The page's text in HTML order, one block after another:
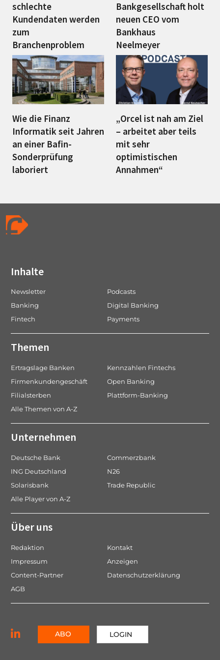
schlechte
Kundendaten werden
zum
Branchenproblem
Bankgesellschaft holt
neuen CEO vom
Bankhaus
Neelmeyer
Wie die Finanz
Informatik seit Jahren
an einer Bafin-
Sonderprüfung
laboriert
„Orcel ist nah am Ziel
– arbeitet aber teils
mit sehr
optimistischen
Annahmen“
Inhalte
Newsletter
Podcasts
Banking
Digital Banking
Fintech
Payments
Themen
Ertragslage Banken
Kennzahlen Fintechs
Firmenkundengeschäft
Open Banking
Filialsterben
Plattform-Banking
Alle Themen von A-Z
Unternehmen
Deutsche Bank
Commerzbank
ING Deutschland
N26
Solarisbank
Trade Republic
Alle Player von A-Z
Über uns
Redaktion
Kontakt
Impressum
Anzeigen
Content-Partner
Datenschutzerklärung
AGB
ABO LOGIN